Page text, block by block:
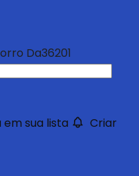
Da36201
em sua lista
Criar